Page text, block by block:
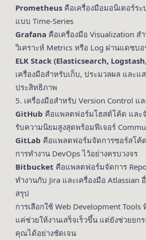
Prometheus คือเครื่องมือมอนิเตอร์ร
แบบ Time-Series
Grafana คือเครื่องมือ Visualization ส
วิเคราะห์ Metrics หรือ Log ผ่านแดชบอ
ELK Stack (Elasticsearch,
เครื่องมือสำหรับเก็บ, ประมวลผล และแ
ประสิทธิภาพ
5. เครื่องมือสำหรับ Version Control แ
GitHub คือแพลตฟอร์มโฮสต์โค้ด และ
รับความนิยมสูงสุดพร้อมฟีเจอร์
GitLab คือแพลตฟอร์มจัดการซอร์สโค้
การทำงาน DevOps ไว้อย่างครบวงจร
Bitbucket คือแพลตฟอร์มจัดการ
ทำงานกับ Jira และเครื่องมือ Atlassian
สรุป
การเลือกใช้ Web Development Tools
แค่ช่วยให้งานเสร็จเร็วขึ้น แต่ยังช่วยย
คุณได้อย่างชัดเจน